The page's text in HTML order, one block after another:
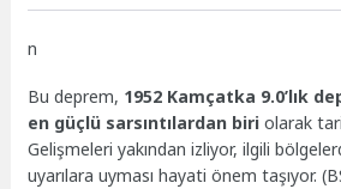
n
Bu deprem, 1952 Kamçatka 9.0’lık
en güçlü sarsıntılardan biri olarak
Gelişmeleri yakından izliyor, ilgili
uyarılara uyması hayati önem taşıyor.